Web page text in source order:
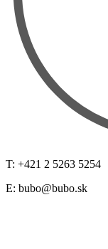
T: +421 2 5263 5254
E: bubo@bubo.sk